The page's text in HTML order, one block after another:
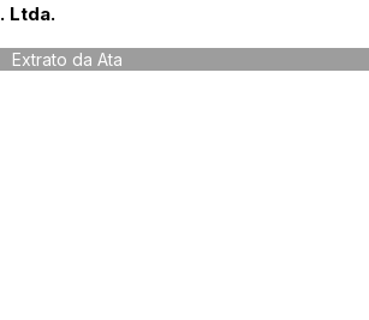
Ltda.
Extrato da Ata